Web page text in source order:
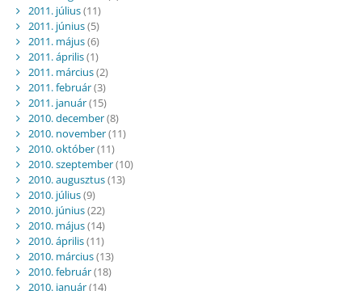
2011. július(11)
2011. június(5)
2011. május(6)
2011. április(1)
2011. március(2)
2011. február(3)
2011. január(15)
2010. december(8)
2010. november(11)
2010. október(11)
2010. szeptember(10)
2010. augusztus(13)
2010. július(9)
2010. június(22)
2010. május(14)
2010. április(11)
2010. március(13)
2010. február(18)
2010. január(14)